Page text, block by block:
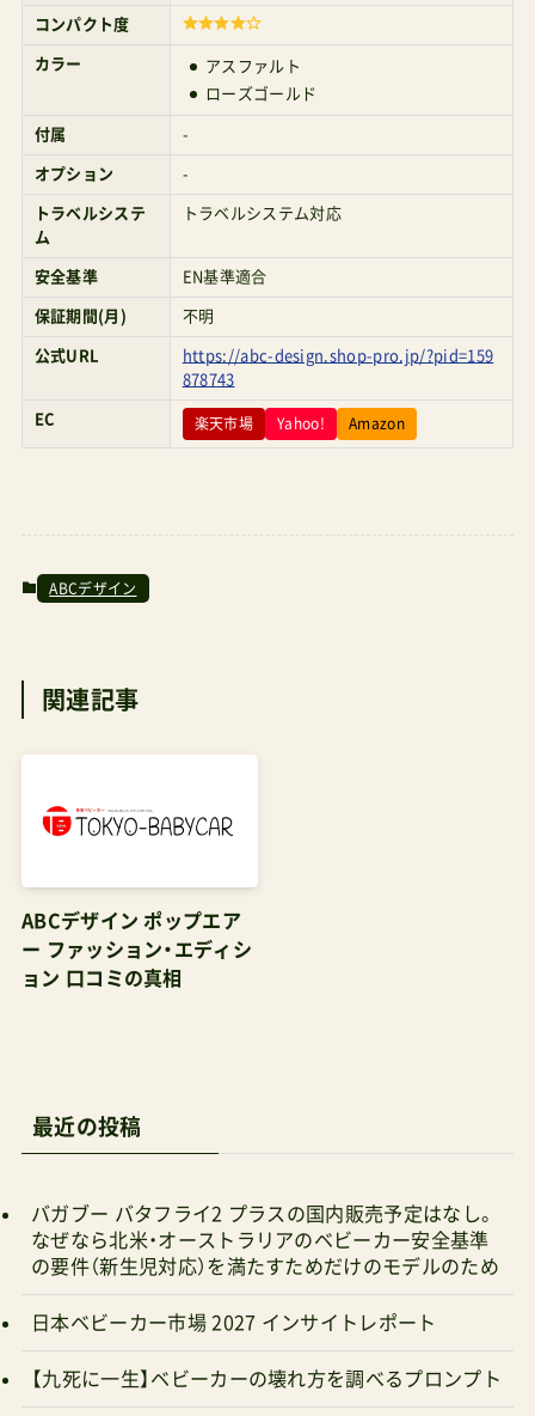
ン ¥36,800 イージーS2は廃盤。こちらは廉価なB
型タイプの初代モデル（公式リンク） Amazonで探
す 楽天市場で探す Yahoo!で探す ＞イージーS2の
レビュー記事■ブリタックス・レーマーグラビテ
ィ2 BRITAXGRAVITY2 ¥45,500 Amazonで探す 楽
天市場で探す Yahoo!で探す ＞グラビティ2のレビ
ュー記事■NunaTRVL（ヌナトラベル）
nunaTRVLlxベビーカーヌナトラベルラックス
¥77,000 A型新生児OKトラベルシステム対応高身
長向きトラベルラックスのレビュー Amazonで探
す 楽天市場で探す Yahoo!で探す ＞nunaTRVLの
レビュー記事国内での販売開始はイージーS2→ゼ
式で使われる紐タイプではなく片手で操作できる
った。ゼフエアーのデメリット2歳を超えたらバン
も間違いないなら良いよね。」は大前提としてあ
子どもをのぞける窓がない（背面部に通気窓はあ
るが角度が悪く子どもの顔はのぞけない）幌を
MAX下げても低い日差しを遮れない（YOYOと同程
ビーカーではなく、見た目と同様にキレ味鋭い幼
児期の後半にガシガシ攻めて使うタイプのベビー
身長・体重のラインを余裕で超え続けている「大き
めの子ども」から大きくなってもまだまだベビー
カーに乗りたい子どもなどに本領を発揮するタイ
プである。赤ちゃんへのクッション・保護性能だけ
で比べられるのは苦手管理人による最後の審判ウ
カラー
アスファルト
ローズゴールド
オプション
トラベルシステ
安全基準
保証期間(月) 不明
公式URL
https://abc-design.shop-pro.jp/?pid=159
878743
楽天市場
ョン 口コミの真相
の要件（新生児対応）を満たすためだけのモデルのため
日本ベビーカー市場 2027 インサイトレポート
【九死に一生】ベビーカーの壊れ方を調べるプロンプト
バガブー バタフライ 2022 口コミの真相